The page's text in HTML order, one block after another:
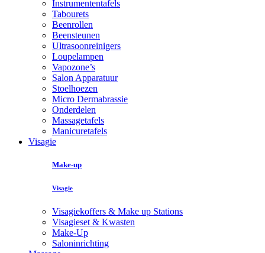
Instrumententafels
Tabourets
Beenrollen
Beensteunen
Ultrasoonreinigers
Loupelampen
Vapozone’s
Salon Apparatuur
Stoelhoezen
Micro Dermabrassie
Onderdelen
Massagetafels
Manicuretafels
Visagie
Make-up
Visagie
Visagiekoffers & Make up Stations
Visagieset & Kwasten
Make-Up
Saloninrichting